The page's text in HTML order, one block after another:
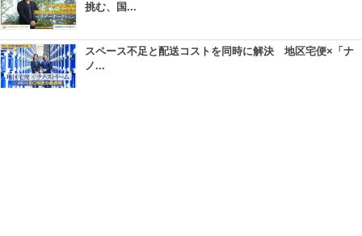
挑む、国...
スペース不足と配送コストを同時に解決 地区宅便×「ナ
ノ...